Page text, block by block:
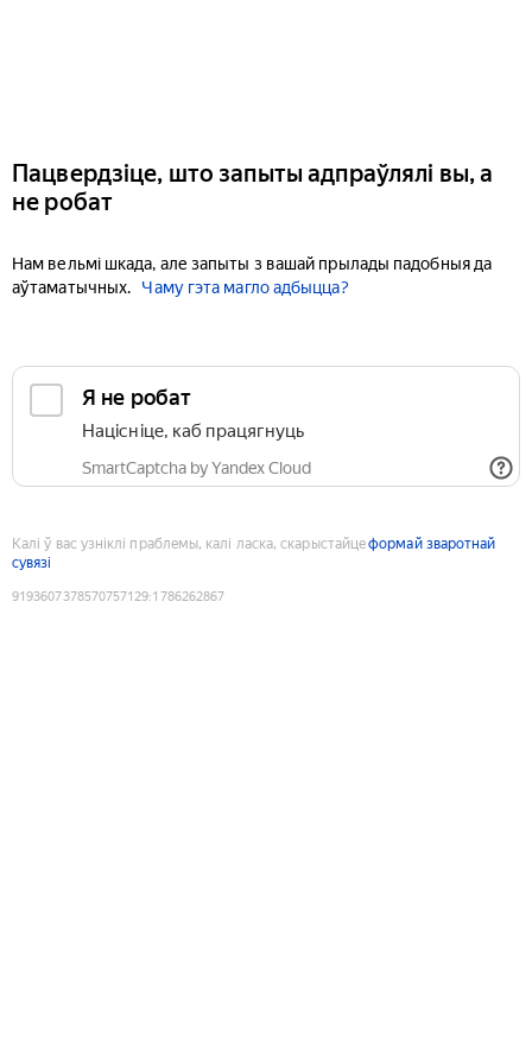
Пацвердзіце, што запыты адпраўлялі вы, а
не робат
Нам вельмі шкада, але запыты з вашай прылады падобныя да
аўтаматычных.
Чаму гэта магло адбыцца?
Я не робат
Націсніце, каб працягнуць
SmartCaptcha by Yandex Cloud
Калі ў вас узніклі праблемы, калі ласка, скарыстайцеформай зваротнай
сувязі
9193607378570757129:1786262867